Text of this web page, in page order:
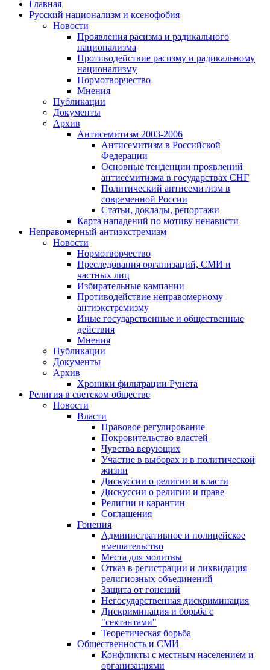
Главная
Русский национализм и ксенофобия
Новости
Проявления расизма и радикального
национализма
Противодействие расизму и радикальному
национализму
Нормотворчество
Мнения
Публикации
Документы
Архив
Антисемитизм 2003-2006
Антисемитизм в Российской
Федерации
Основные тенденции проявлений
антисемитизма в государствах СНГ
Политический антисемитизм в
современной России
Статьи, доклады, репортажи
Карта нападений по мотиву ненависти
Неправомерный антиэкстремизм
Новости
Нормотворчество
Преследования организаций, СМИ и
частных лиц
Избирательные кампании
Противодействие неправомерному
антиэкстремизму
Иные государственные и общественные
действия
Мнения
Публикации
Документы
Архив
Хроники фильтрации Рунета
Религия в светском обществе
Новости
Власти
Правовое регулирование
Покровительство властей
Чувства верующих
Участие в выборах и в политической
жизни
Дискуссии о религии и власти
Дискуссии о религии и праве
Религии и карантин
Соглашения
Гонения
Административное и полицейское
вмешательство
Места для молитвы
Отказ в регистрации и ликвидация
религиозных объединений
Защита от гонений
Негосударственная дискриминация
Дискриминация и борьба с
"сектантами"
Теоретическая борьба
Общественность и СМИ
Конфликты с местным населением и
организациями